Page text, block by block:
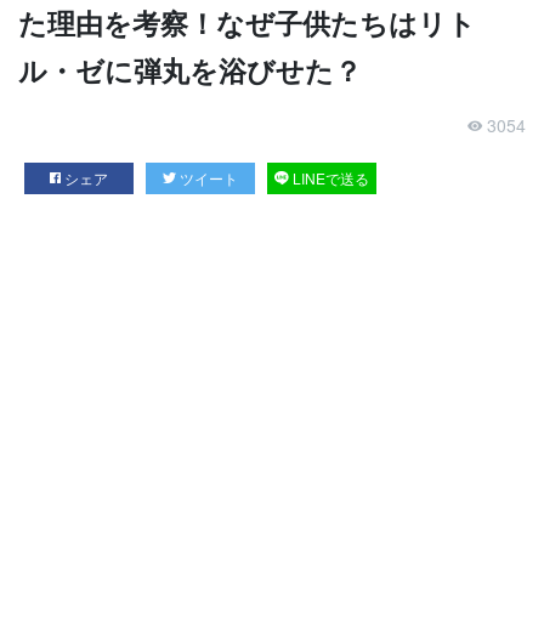
た理由を考察！なぜ子供たちはリト
ル・ゼに弾丸を浴びせた？
3054
シェア ツイート LINEで送る